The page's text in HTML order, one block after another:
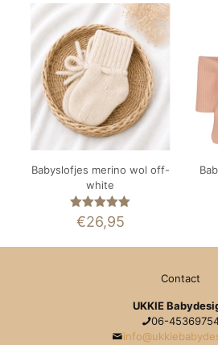
Babyslofjes merino wol off-
white
Gewaardeerd
5.00
€26,95
Contact
UKKIE
06-